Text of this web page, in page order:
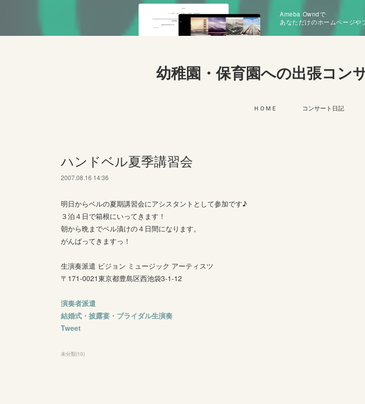
Ameba Owndで
あなただけのホームページや
幼稚園・保育園への出張コン
ＨＯＭＥ コンサート日記
ハンドベル夏季講習会
2007.08.16 14:36
明日からベルの夏期講習会にアシスタントとして参加です♪
３泊４日で箱根にいってきます！
朝から晩までベル漬けの４日間になります。
がんばってきますっ！
生演奏派遣 ビジョン ミュージック アーティスツ
〒171-0021東京都豊島区西池袋3-1-12
演奏者派遣
結婚式・披露宴・ブライダル生演奏
Tweet
未分類(10)